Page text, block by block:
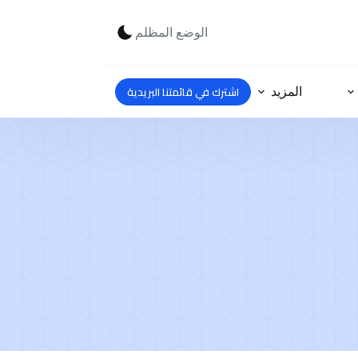
الوضع المظلم
المزيد اشترك في قائمتنا البريدية